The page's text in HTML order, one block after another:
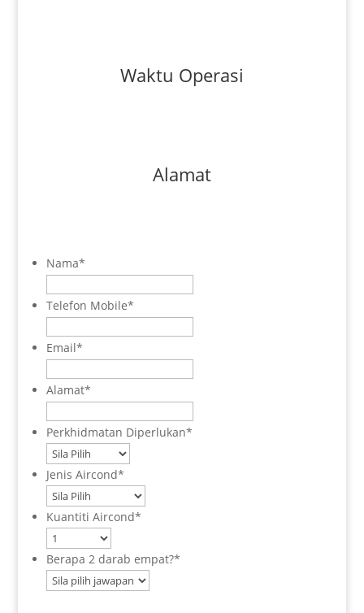
Waktu Operasi
Alamat
Nama*
Telefon Mobile*
Email*
Alamat*
Perkhidmatan Diperlukan*
Jenis Aircond*
Kuantiti Aircond*
Berapa 2 darab empat?*